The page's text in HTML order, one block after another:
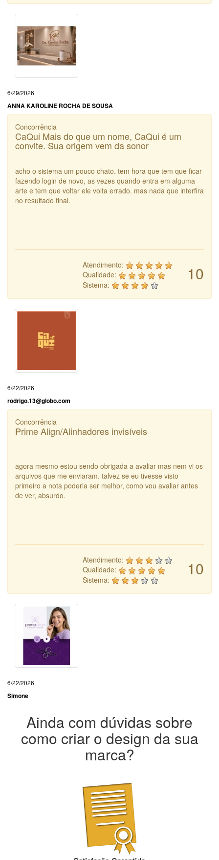
6/29/2026
ANNA KAROLINE ROCHA DE SOUSA
Concorrência
CaQui Mais do que um nome, CaQui é um
convite. Sua origem vem da sonor
acho o sistema um pouco chato. tem hora que tem que ficar
fazendo login de novo, as vezes quando entra em alguma
arte e tem que voltar ele volta errado. mas nada que interfira
no resultado final.
10
Atendimento:
Qualidade:
Sistema:
6/22/2026
rodrigo.13@globo.com
Concorrência
Prime Align/Alinhadores invisíveis
agora mesmo estou sendo obrigada a avaliar mas nem vi os
arquivos que me enviaram. talvez se eu tivesse visto
primeiro a nota poderia ser melhor, como vou avaliar antes
de ver, absurdo.
10
Atendimento:
Qualidade:
Sistema:
6/22/2026
Simone
Ainda com dúvidas sobre
como criar o design da sua
marca?